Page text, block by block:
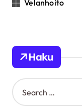
Velanhoito
Haku
S
e